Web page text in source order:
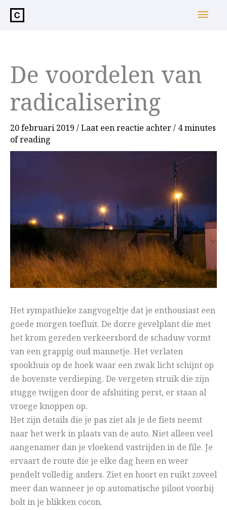
inhoud
De voordelen van
radicalisering
20 februari 2019 /Laat een reactie achter/ 4 minutes
of reading
Het sympathieke zangvogeltje dat je enthousiast een
goede morgen toefluit. De dorre gevelplant die met
het krom gereden verkeersbord de schaduw vormt
van een grappig oud mannetje. Het verlaten
spookhuis op de hoek waar een zwak licht schijnt op
de bovenste verdieping. De vergeten struik die zijn
stugge twijgen door de afsluiting perst, er staan al
vroege knoppen op.
Het zijn details die je pas ziet als je de fiets neemt
naar het werk in plaats van de auto. Niet alleen veel
aangenamer dan je vloekend vastrijden in de file. Je
ervaart de route die je elke dag heen en weer
pendelt volledig anders. Ziet en hoort en ruikt zoveel
meer dan wanneer je op automatische piloot voorbij
bolt in je blikken cocon.